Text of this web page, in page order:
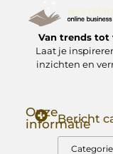
Van trends tot
Laat je
inzichten en
Onze
informatie
Bericht